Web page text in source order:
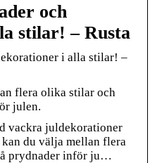
och
stilar! – Rusta
i alla stilar! –
flera olika stilar och
julen.
vackra juldekorationer
kan du välja mellan flera
prydnader inför ju…